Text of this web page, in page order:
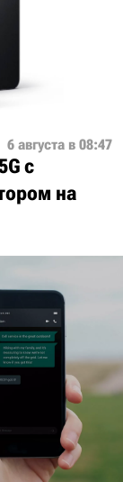
6 августа в 08:47
с
на